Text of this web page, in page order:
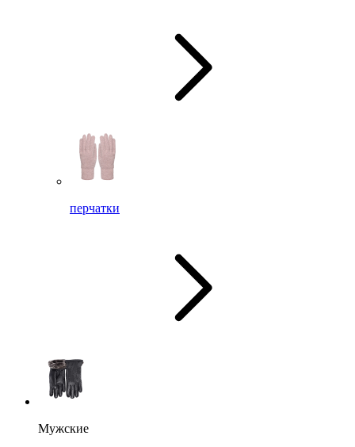
перчатки
Мужские